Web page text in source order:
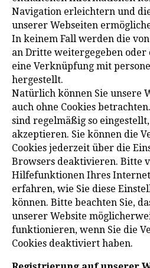
Navigation erleichtern und
unserer Webseiten
In keinem Fall werden die
an Dritte weitergegeben
eine Verknüpfung mit
hergestellt.
Natürlich können Sie unsere
auch ohne Cookies
sind regelmäßig so eingestellt,
akzeptieren. Sie können die
Cookies jederzeit über die
Browsers deaktivieren. Bitte
Hilfefunktionen Ihres
erfahren, wie Sie diese
können. Bitte beachten Sie,
unserer Website
funktionieren, wenn Sie die
Cookies deaktiviert haben.